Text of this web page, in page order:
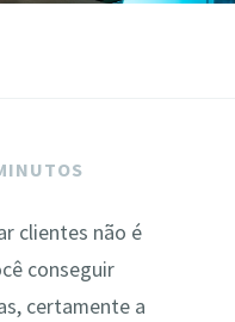
clientes não é
conseguir
certamente a